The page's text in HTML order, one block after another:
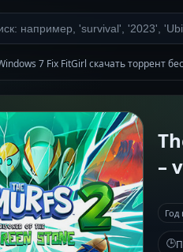
7 Fix FitGirl скачать торрент
–
Год
🕒